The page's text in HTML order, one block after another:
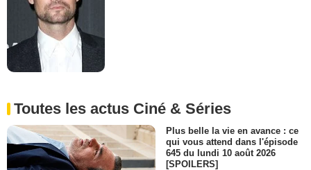
Toutes les actus Ciné & Séries
Plus belle la vie en avance : ce
qui vous attend dans l'épisode
645 du lundi 10 août 2026
[SPOILERS]